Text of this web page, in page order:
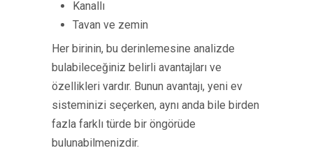
Kanallı
Tavan ve zemin
Her birinin, bu derinlemesine analizde
bulabileceğiniz belirli avantajları ve
özellikleri vardır. Bunun avantajı, yeni ev
sisteminizi seçerken, aynı anda bile birden
fazla farklı türde bir öngörüde
bulunabilmenizdir.